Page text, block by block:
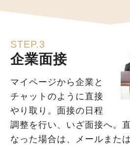
STEP.3
企業面接
マイページから企業と
チャットのように直接
やり取り。面接の日程
調整を行い、いざ面接へ。
なった場合は、メールまた